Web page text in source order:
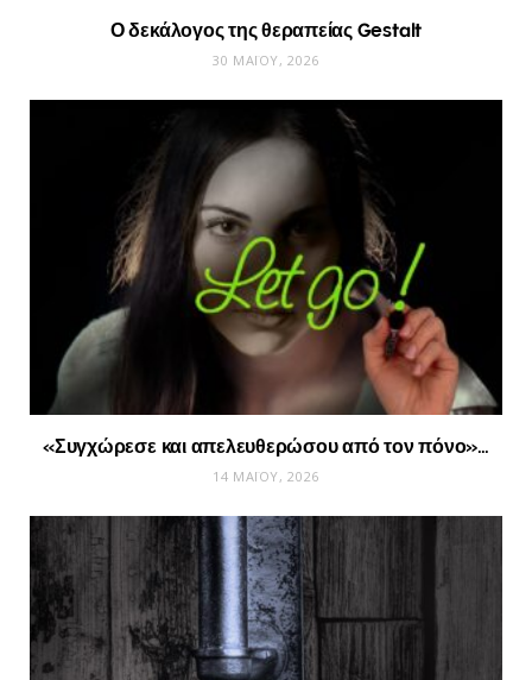
Ο δεκάλογος της θεραπείας Gestalt
30 ΜΑΪ́ΟΥ, 2026
«Συγχώρεσε και απελευθερώσου από τον πόνο»…
14 ΜΑΪ́ΟΥ, 2026